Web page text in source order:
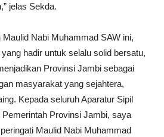
jelas Sekda.
Nabi Muhammad SAW ini,
hadir untuk selalu solid bersatu,
Provinsi Jambi sebagai
masyarakat yang sejahtera,
Kepada seluruh Aparatur Sipil
Provinsi Jambi, saya
Maulid Nabi Muhammad